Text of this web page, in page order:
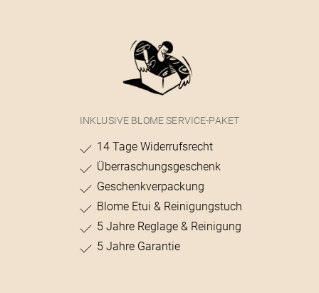
INKLUSIVE BLOME SERVICE-PAKET
14 Tage Widerrufsrecht
Überraschungsgeschenk
Geschenkverpackung
Blome Etui & Reinigungstuch
5 Jahre Reglage & Reinigung
5 Jahre Garantie